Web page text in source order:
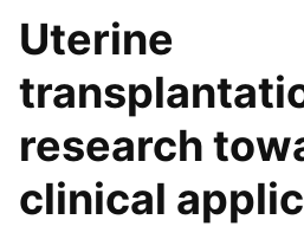
Uterine
research
clinical